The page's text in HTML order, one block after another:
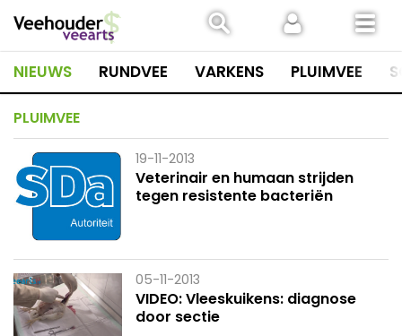
naar
inhoud
NIEUWS RUNDVEE VARKENS PLUIMVEE
PLUIMVEE
19-11-2013
Veterinair en humaan strijden
tegen resistente bacteriën
05-11-2013
VIDEO: Vleeskuikens: diagnose
door sectie